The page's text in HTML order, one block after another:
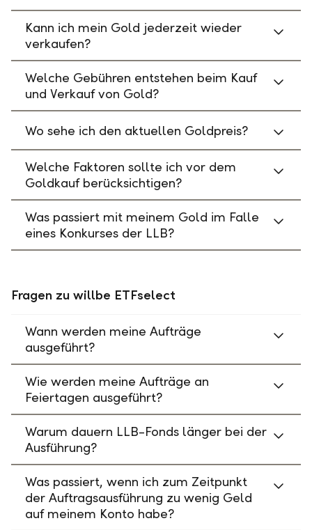
Kann ich mein Gold jederzeit wieder
verkaufen?
Welche Gebühren entstehen beim Kauf
und Verkauf von Gold?
Wo sehe ich den aktuellen Goldpreis?
Welche Faktoren sollte ich vor dem
Goldkauf berücksichtigen?
Was passiert mit meinem Gold im Falle
eines Konkurses der LLB?
Fragen zu willbe ETFselect
Wann werden meine Aufträge
ausgeführt?
Wie werden meine Aufträge an
Feiertagen ausgeführt?
Warum dauern LLB-Fonds länger bei der
Ausführung?
Was passiert, wenn ich zum Zeitpunkt
der Auftragsausführung zu wenig Geld
auf meinem Konto habe?